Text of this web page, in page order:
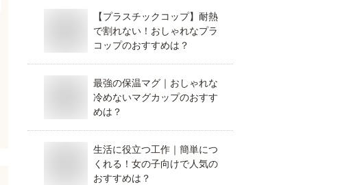
【プラスチックコップ】耐熱
で割れない！おしゃれなプラ
コップのおすすめは？
最強の保温マグ｜おしゃれな
冷めないマグカップのおすす
めは？
生活に役立つ工作｜簡単につ
くれる！女の子向けで人気の
おすすめは？